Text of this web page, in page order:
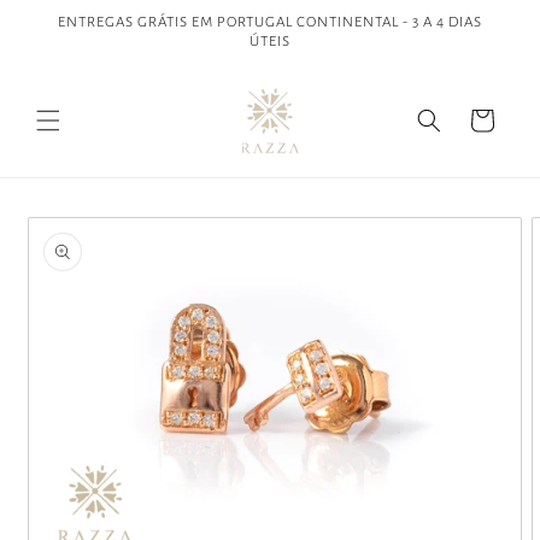
para o
ENTREGAS GRÁTIS EM PORTUGAL CONTINENTAL - 3 A 4 DIAS
ÚTEIS
Carrinho
informação
do produto